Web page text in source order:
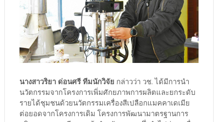
นางสาวริยา ด่อนศรี ทีมนักวิจัย กล่าวว่า วช. ได้มีการนำ
นวัตกรรมจากโครงการเพิ่มศักยภาพการผลิตและยกระดับ
รายได้ชุมชนด้วยนวัตกรรมเครื่องสีเปลือกแมคคาเดเมีย
ต่อยอดจากโครงการเดิม โครงการพัฒนามาตรฐานการ